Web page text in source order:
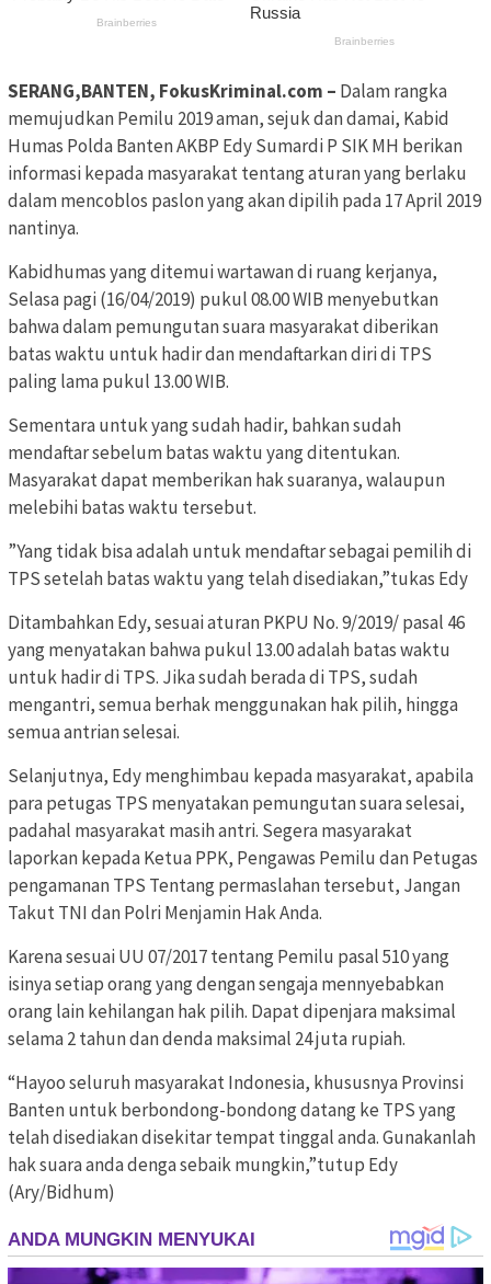
SERANG,BANTEN, FokusKriminal.com – Dalam rangka
memujudkan Pemilu 2019 aman, sejuk dan damai, Kabid
Humas Polda Banten AKBP Edy Sumardi P SIK MH berikan
informasi kepada masyarakat tentang aturan yang berlaku
dalam mencoblos paslon yang akan dipilih pada 17 April 2019
nantinya.
Kabidhumas yang ditemui wartawan di ruang kerjanya,
Selasa pagi (16/04/2019) pukul 08.00 WIB menyebutkan
bahwa dalam pemungutan suara masyarakat diberikan
batas waktu untuk hadir dan mendaftarkan diri di TPS
paling lama pukul 13.00 WIB.
Sementara untuk yang sudah hadir, bahkan sudah
mendaftar sebelum batas waktu yang ditentukan.
Masyarakat dapat memberikan hak suaranya, walaupun
melebihi batas waktu tersebut.
”Yang tidak bisa adalah untuk mendaftar sebagai pemilih di
TPS setelah batas waktu yang telah disediakan,”tukas Edy
Ditambahkan Edy, sesuai aturan PKPU No. 9/2019/ pasal 46
yang menyatakan bahwa pukul 13.00 adalah batas waktu
untuk hadir di TPS. Jika sudah berada di TPS, sudah
mengantri, semua berhak menggunakan hak pilih, hingga
semua antrian selesai.
Selanjutnya, Edy menghimbau kepada masyarakat, apabila
para petugas TPS menyatakan pemungutan suara selesai,
padahal masyarakat masih antri. Segera masyarakat
laporkan kepada Ketua PPK, Pengawas Pemilu dan Petugas
pengamanan TPS Tentang permaslahan tersebut, Jangan
Takut TNI dan Polri Menjamin Hak Anda.
Karena sesuai UU 07/2017 tentang Pemilu pasal 510 yang
isinya setiap orang yang dengan sengaja mennyebabkan
orang lain kehilangan hak pilih. Dapat dipenjara maksimal
selama 2 tahun dan denda maksimal 24 juta rupiah.
“Hayoo seluruh masyarakat Indonesia, khususnya Provinsi
Banten untuk berbondong-bondong datang ke TPS yang
telah disediakan disekitar tempat tinggal anda. Gunakanlah
hak suara anda denga sebaik mungkin,”tutup Edy
(Ary/Bidhum)